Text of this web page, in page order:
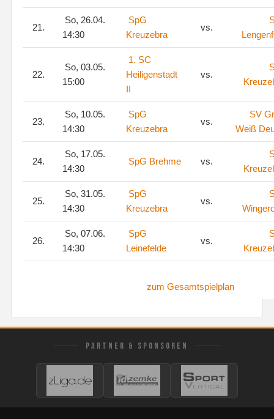
21.
So, 26.04.
14:30
SpG
Kreuzebra
vs.
22.
So, 03.05.
15:00
1. SC
Heiligenstadt
II
vs.
23.
So, 10.05.
14:30
SpG
Kreuzebra
vs.
SV
Weiß
24.
So, 17.05.
14:30
SpG Brehme vs.
25.
So, 31.05.
14:30
SpG
Kreuzebra
vs.
26.
So, 07.06.
14:30
SpG
Leinefelde
vs.
zum Gesamtspielplan
PARTNER & SPONSOREN